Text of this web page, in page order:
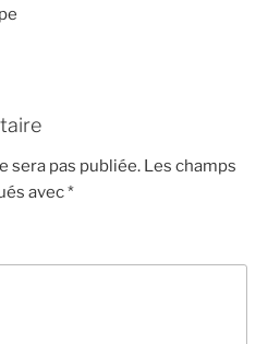
sera pas publiée. Les champs
avec*